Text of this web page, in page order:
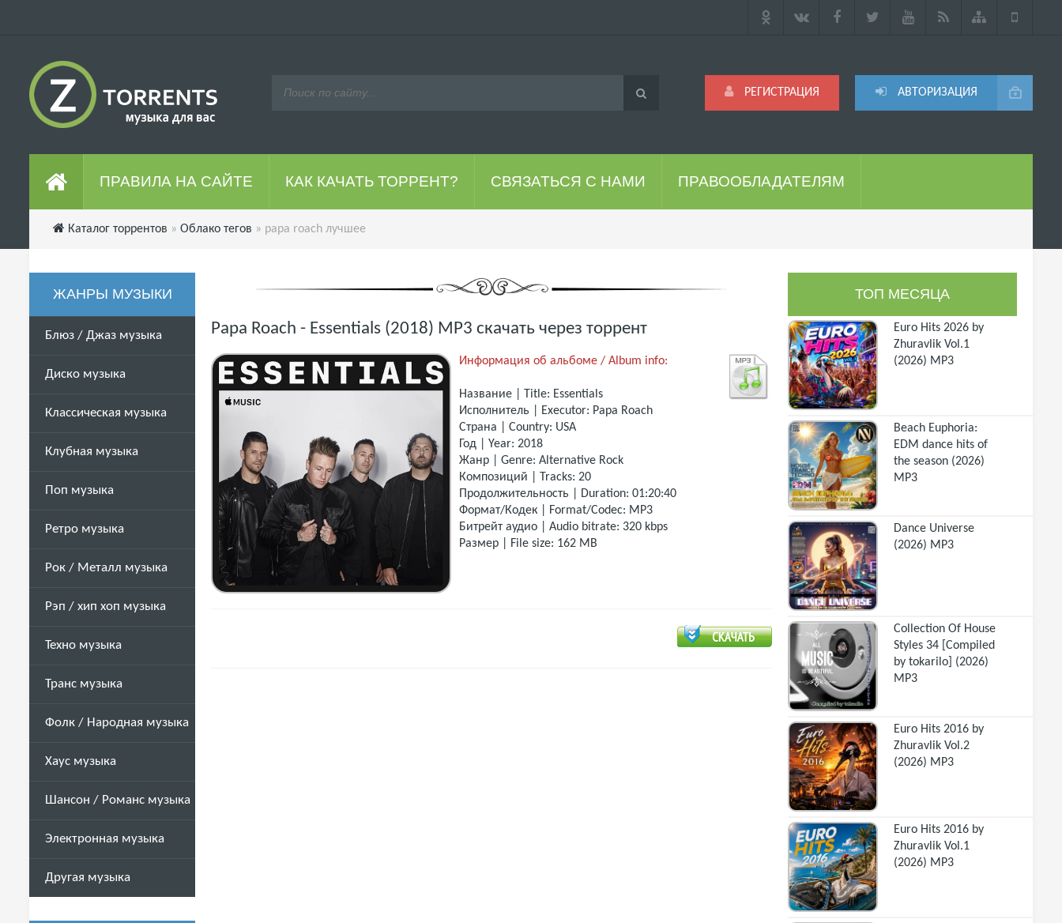
АВТОРИЗАЦИЯ
РЕГИСТРАЦИЯ
ПРАВИЛА НА САЙТЕ КАК КАЧАТЬ ТОРРЕНТ? СВЯЗАТЬСЯ С НАМИ ПРАВООБЛАДАТЕЛЯМ
Каталог торрентов » Облако тегов » papa roach лучшее
ЖАНРЫ МУЗЫКИ
Блюз / Джаз музыка
Диско музыка
Классическая музыка
Клубная музыка
Поп музыка
Ретро музыка
Рок / Металл музыка
Рэп / хип хоп музыка
Техно музыка
Транс музыка
Фолк / Народная музыка
Хаус музыка
Шансон / Романс музыка
Электронная музыка
Другая музыка
Papa Roach - Essentials (2018) MP3 скачать через торрент
Информация об альбоме / Album info:
Название | Title: Essentials
Исполнитель | Executor: Papa Roach
Страна | Country: USA
Год | Year: 2018
Жанр | Genre: Alternative Rock
Композиций | Tracks: 20
Продолжительность | Duration: 01:20:40
Формат/Кодек | Format/Codec: MP3
Битрейт аудио | Audio bitrate: 320 kbps
Размер | File size: 162 MB
ТОП МЕСЯЦА
Euro Hits 2026 by
Zhuravlik Vol.1
(2026) MP3
Beach Euphoria:
EDM dance hits of
the season (2026)
MP3
Dance Universe
(2026) MP3
Collection Of House
Styles 34 [Compiled
by tokarilo] (2026)
MP3
Euro Hits 2016 by
Zhuravlik Vol.2
(2026) MP3
Euro Hits 2016 by
Zhuravlik Vol.1
(2026) MP3